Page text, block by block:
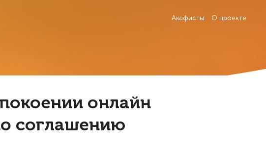
Акафисты О проекте
онлайн
соглашению